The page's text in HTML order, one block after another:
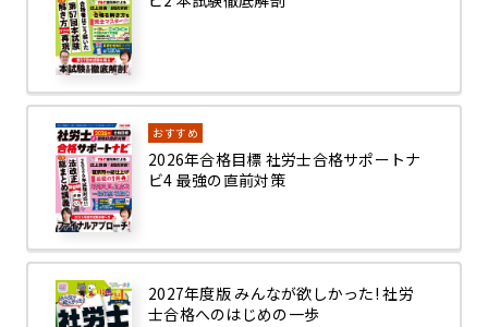
おすすめ
2026年合格目標 社労士合格サポートナ
ビ4 最強の直前対策
2027年度版 みんなが欲しかった! 社労
士合格へのはじめの一歩